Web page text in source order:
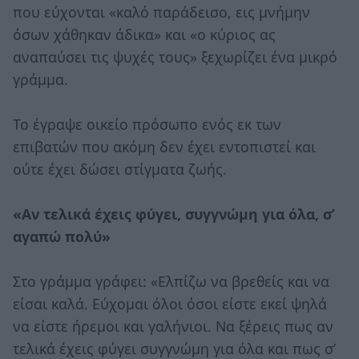
που εύχονται «καλό παράδεισο, εις μνήμην
όσων χάθηκαν άδικα» και «ο κύριος ας
αναπαύσει τις ψυχές τους» ξεχωρίζει ένα μικρό
γράμμα.
Το έγραψε οικείο πρόσωπο ενός εκ των
επιβατών που ακόμη δεν έχει εντοπιστεί και
ούτε έχει δώσει στίγματα ζωής.
«Aν τελικά έχεις φύγει, συγγνώμη για όλα, σ’
αγαπώ πολύ»
Στο γράμμα γράφει: «Ελπίζω να βρεθείς και να
είσαι καλά. Εύχομαι όλοι όσοι είστε εκεί ψηλά
να είστε ήρεμοι και γαλήνιοι. Να ξέρεις πως αν
τελικά έχεις φύγει συγγνώμη για όλα και πως σ’